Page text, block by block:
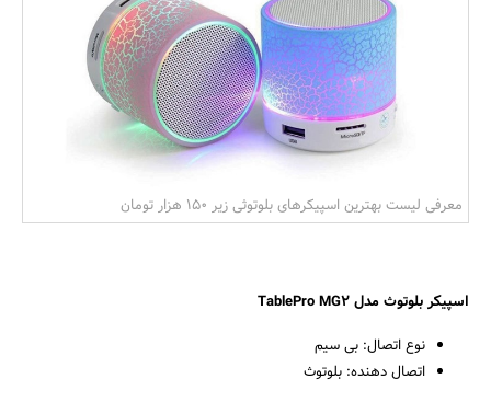
بانک، بیمه و سرمایه
مسکن و ساختمان
معرفی لیست بهترین اسپیکرهای بلوتوثی زیر 150 هزار تومان
اسپیکر بلوتوث مدل TablePro MG2
نوع اتصال: بی سیم
اتصال دهنده: بلوتوث